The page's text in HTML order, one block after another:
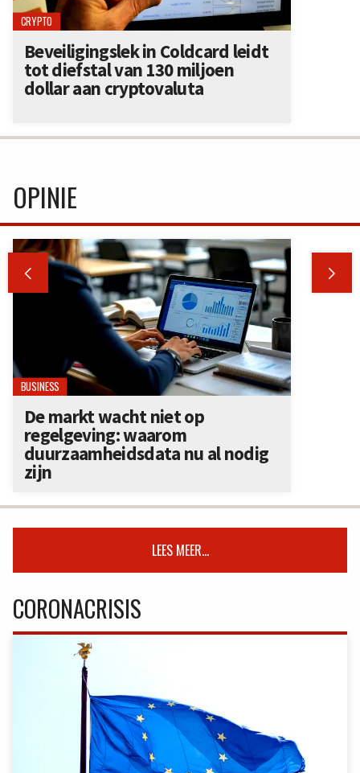
CRYPTO
Beveiligingslek in Coldcard leidt
tot diefstal van 130 miljoen
dollar aan cryptovaluta
OPINIE
 
BUSINESS
De markt wacht niet op
regelgeving: waarom
duurzaamheidsdata nu al nodig
zijn
LEES MEER...
CORONACRISIS